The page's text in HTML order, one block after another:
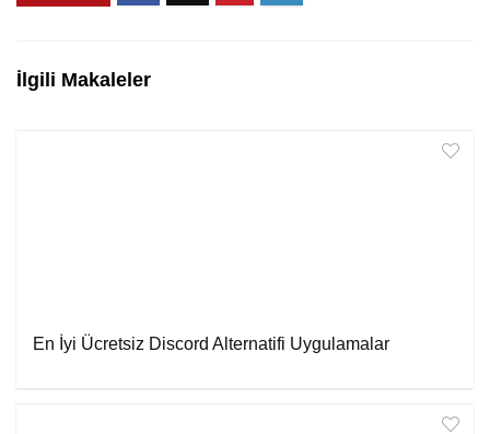
İlgili Makaleler
En İyi Ücretsiz Discord Alternatifi Uygulamalar